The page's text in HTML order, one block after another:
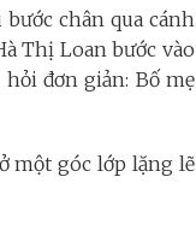
chân qua cánh
Thị Loan bước vào
đơn giản: Bố mẹ
một góc lớp lặng lẽ